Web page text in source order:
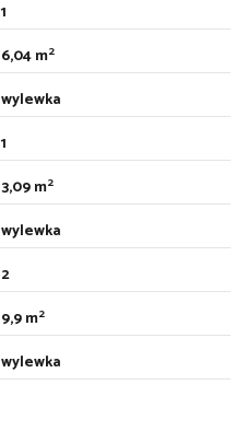
1
6,04 m2
wylewka
1
3,09 m2
wylewka
2
9,9 m2
wylewka